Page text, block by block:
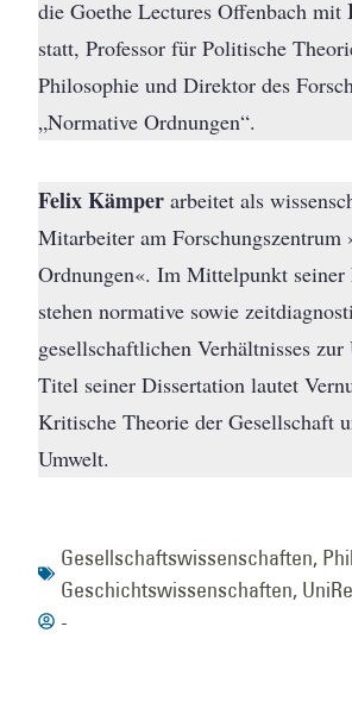
die Goethe Lectures Offenbach mit
statt, Professor für Politische
Philosophie und Direktor des
„Normative Ordnungen“.
Felix Kämperarbeitet als
Mitarbeiter am Forschungszentrum
Ordnungen«. Im Mittelpunkt seiner
stehen normative sowie
gesellschaftlichen Verhältnisses
Titel seiner Dissertation lautet
Kritische Theorie der Gesellschaft
Umwelt.
Gesellschaftswissenschaften,
Geschichtswissenschaften,
-